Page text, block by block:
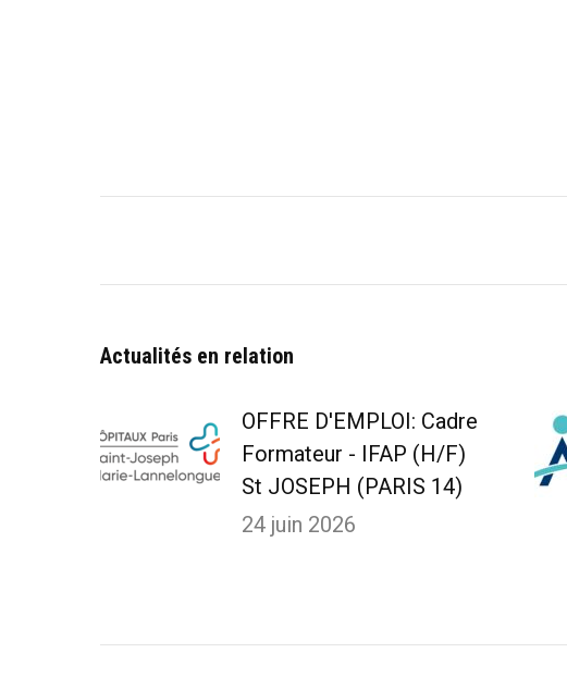
Actualités en relation
OFFRE D'EMPLOI: Cadre
Formateur - IFAP (H/F)
St JOSEPH (PARIS 14)
24 juin 2026